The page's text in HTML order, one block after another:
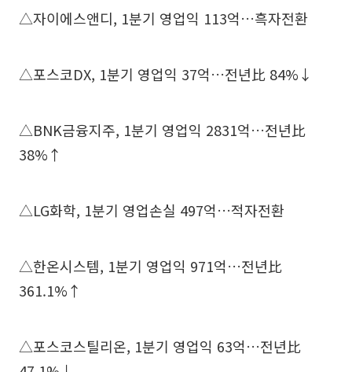
△자이에스앤디, 1분기 영업익 113억…흑자전환
△포스코DX, 1분기 영업익 37억…전년比 84%↓
△BNK금융지주, 1분기 영업익 2831억…전년比
38%↑
△LG화학, 1분기 영업손실 497억…적자전환
△한온시스템, 1분기 영업익 971억…전년比
361.1%↑
△포스코스틸리온, 1분기 영업익 63억…전년比